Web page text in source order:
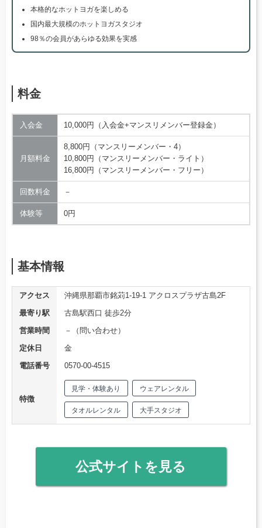
本格的なホットヨガを楽しめる
国内最大規模のホットヨガスタジオ
98％の会員があらゆる効果を実感
料金
入会金 10,000円（入会金+マンスリメンバー登録金）
月額料金
8,800円（マンスリーメンバー・4）
10,800円（マンスリーメンバー・ライト）
16,800円（マンスリーメンバー・フリー）
回数料金 －
体験等 0円
基本情報
アクセス
沖縄県那覇市銘苅1-19-1 アクロスプラザ古島2F
最寄り駅
古島駅西口 徒歩2分
営業時間
－（問い合わせ）
定休日
金
電話番号
0570-00-4515
特徴
見学・体験あり ウェアレンタル
タオルレンタル 大手スタジオ
公式サイトを見る